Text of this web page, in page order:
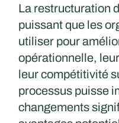
La restructuration
puissant que les
utiliser pour
opérationnelle,
leur compétitivité
processus puisse
changements